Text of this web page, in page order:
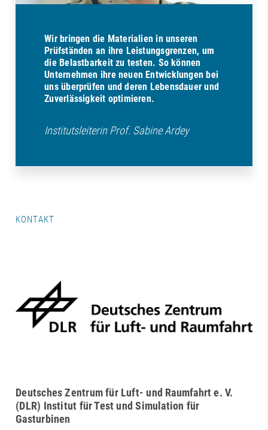
Wir bringen die Materialien in unseren
Prüfständen an ihre Leistungsgrenzen, um
die Belastbarkeit zu testen. So können
Unternehmen ihre neuen Entwicklungen bei
uns überprüfen und deren Lebensdauer und
Zuverlässigkeit optimieren.
Institutsleiterin Prof. Sabine Ardey
KONTAKT
Deutsches Zentrum für Luft- und Raumfahrt e. V.
(DLR) Institut für Test und Simulation für
Gasturbinen